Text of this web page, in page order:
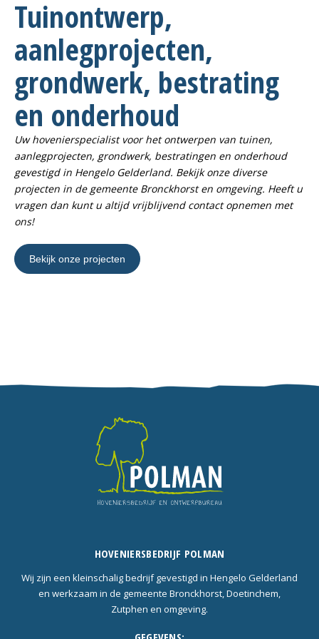
Tuinontwerp,
aanlegprojecten,
grondwerk, bestrating
en onderhoud
Uw hovenierspecialist voor het ontwerpen van tuinen,
aanlegprojecten, grondwerk, bestratingen en onderhoud
gevestigd in Hengelo Gelderland. Bekijk onze diverse
projecten in de gemeente Bronckhorst en omgeving. Heeft u
vragen dan kunt u altijd vrijblijvend contact opnemen met
ons!
Bekijk onze projecten
HOVENIERSBEDRIJF POLMAN
Wij zijn een kleinschalig bedrijf gevestigd in Hengelo Gelderland
en werkzaam in de gemeente Bronckhorst, Doetinchem,
Zutphen en omgeving.